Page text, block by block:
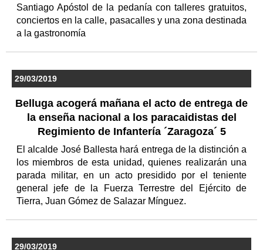
Santiago Apóstol de la pedanía con talleres gratuitos,
conciertos en la calle, pasacalles y una zona destinada
a la gastronomía
29/03/2019
Belluga acogerá mañana el acto de entrega de
la enseña nacional a los paracaidistas del
Regimiento de Infantería ´Zaragoza´ 5
El alcalde José Ballesta hará entrega de la distinción a
los miembros de esta unidad, quienes realizarán una
parada militar, en un acto presidido por el teniente
general jefe de la Fuerza Terrestre del Ejército de
Tierra, Juan Gómez de Salazar Mínguez.
29/03/2019